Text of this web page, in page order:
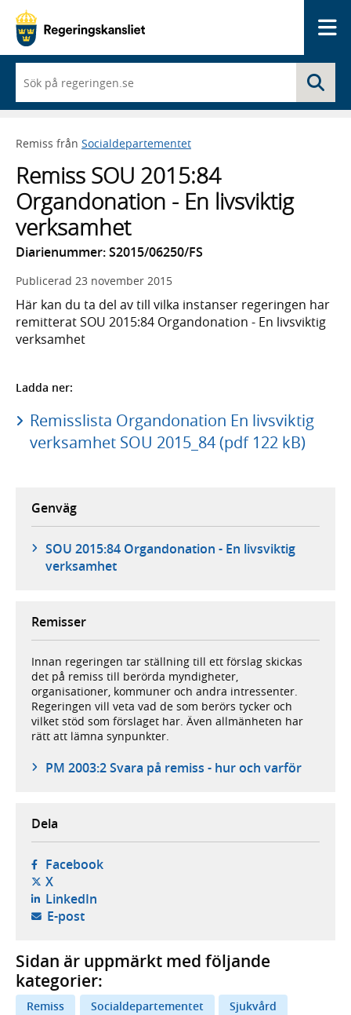
du
börjar
skriva
framträder
lista
med
sökförslag
Remiss från Socialdepartementet
Remiss SOU 2015:84
Organdonation - En livsviktig
verksamhet
Diarienummer: S2015/06250/FS
Publicerad 23 november 2015
Här kan du ta del av till vilka instanser regeringen har
remitterat SOU 2015:84 Organdonation - En livsviktig
verksamhet
Ladda ner:
Remisslista Organdonation En livsviktig
verksamhet SOU 2015_84 (pdf 122 kB)
Genväg
SOU 2015:84 Organdonation - En livsviktig
verksamhet
Remisser
Innan regeringen tar ställning till ett förslag skickas
det på remiss till berörda myndigheter,
organisationer, kommuner och andra intressenter.
Regeringen vill veta vad de som berörs tycker och
vilket stöd som förslaget har. Även allmänheten har
rätt att lämna synpunkter.
PM 2003:2 Svara på remiss - hur och varför
Dela
Facebook- öppnas i ny flik, extern webbplats,
X- öppnas i ny flik, extern webbplats,
LinkedIn- öppnas i ny flik, extern webbplats,
E-post- öppnar din e-postklient,
Sidan är uppmärkt med följande
kategorier:
Remiss Socialdepartementet Sjukvård